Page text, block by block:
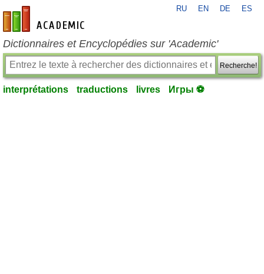
fr-academic.com
RU EN DE ES
Dictionnaires et Encyclopédies sur 'Academic'
Recherche!
interprétations traductions livres Игры ⚽